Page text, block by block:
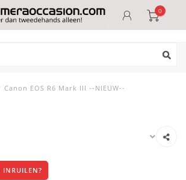
0
Canon EOS R6 Mark III --NIEUW--
INRUILEN?